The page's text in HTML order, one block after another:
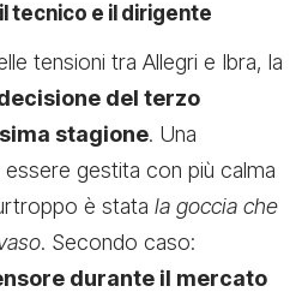
tecnico e il dirigente
tensioni tra Allegri e Ibra, la
del terzo
stagione. Una
gestita con più calma
è stata la goccia che
. Secondo caso:
durante il mercato